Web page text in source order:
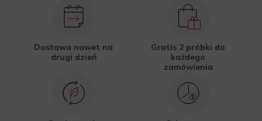
Dostawa nawet na
drugi dzień
Gratis 2 próbki do
każdego
zamówienia